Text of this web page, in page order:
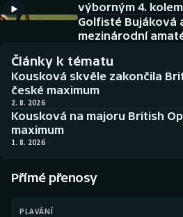
Baseball a softbal
Basketbal
Biatlon
Boby a skeleton
Soutěže
Historické návraty
Aplikace ČT sport
AZ kvíz
výborným 4. kolem
Golfisté Bujáková
mezinárodní
Články k tématu
Kousková skvěle zakončila
české maximum
2. 8. 2026
Kousková na majoru British
maximum
1. 8. 2026
Přímé přenosy
PLAVÁNÍ